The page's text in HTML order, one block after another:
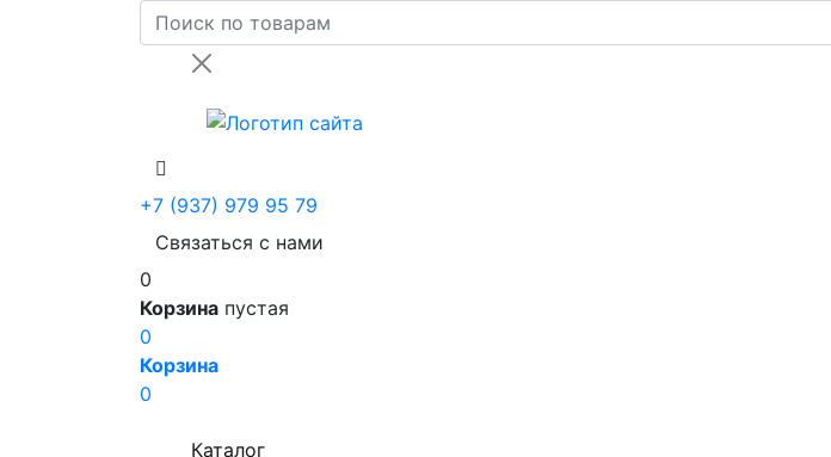
+7 (937) 979 95 79
Связаться с нами
0
Корзина пустая
0
Корзина
0
Каталог